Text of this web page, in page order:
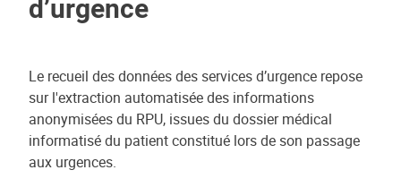
d’urgence
Le recueil des données des services d’urgence repose
sur l'extraction automatisée des informations
anonymisées du RPU, issues du dossier médical
informatisé du patient constitué lors de son passage
aux urgences.